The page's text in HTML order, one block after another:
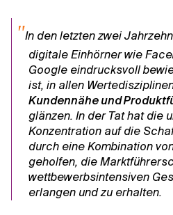
"In den letzten zwei
digitale Einhörner wie
Google eindrucksvoll
ist, in allen
Kundennähe und
glänzen. In der Tat hat die
Konzentration auf die
durch eine Kombination
geholfen, die
wettbewerbsintensiven
erlangen und zu erhalten.